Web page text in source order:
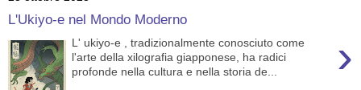
L'Ukiyo-e nel Mondo Moderno
›
L' ukiyo-e , tradizionalmente conosciuto come
l'arte della xilografia giapponese, ha radici
profonde nella cultura e nella storia de...